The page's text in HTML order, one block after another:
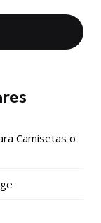
Camisetas o